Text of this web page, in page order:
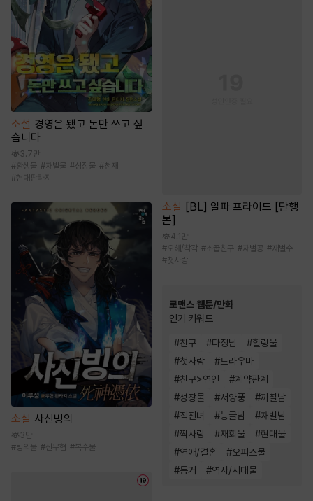
소설 경영은 됐고 돈만 쓰고 싶
습니다
3.7만
# 환생물 # 재벌물 #성장물 #천재
#현대판타지
소설 사신빙의
3만
#빙의물 #신무협 #복수물
소설
[BL] 알파 프라이드 [단행
본]
4.1만
#오해/착각 #소꿉친구 #재벌공 #재벌수
#첫사랑
로맨스 웹툰/만화
인기 키워드
#친구 #다정남 #힐링물
#첫사랑 #트라우마
#친구>연인 #계약관계
#성장물 #서양풍 #까칠남
#직진녀 #능글남 #재벌남
#짝사랑 #재회물 #현대물
#연애/결혼 #오피스물
#동거 #역사/시대물